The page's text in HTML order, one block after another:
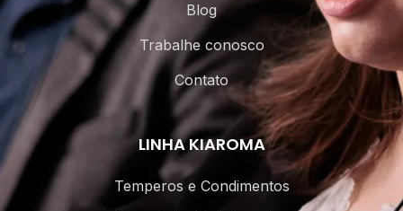
Blog
Trabalhe conosco
Contato
LINHA KIAROMA
Temperos e Condimentos